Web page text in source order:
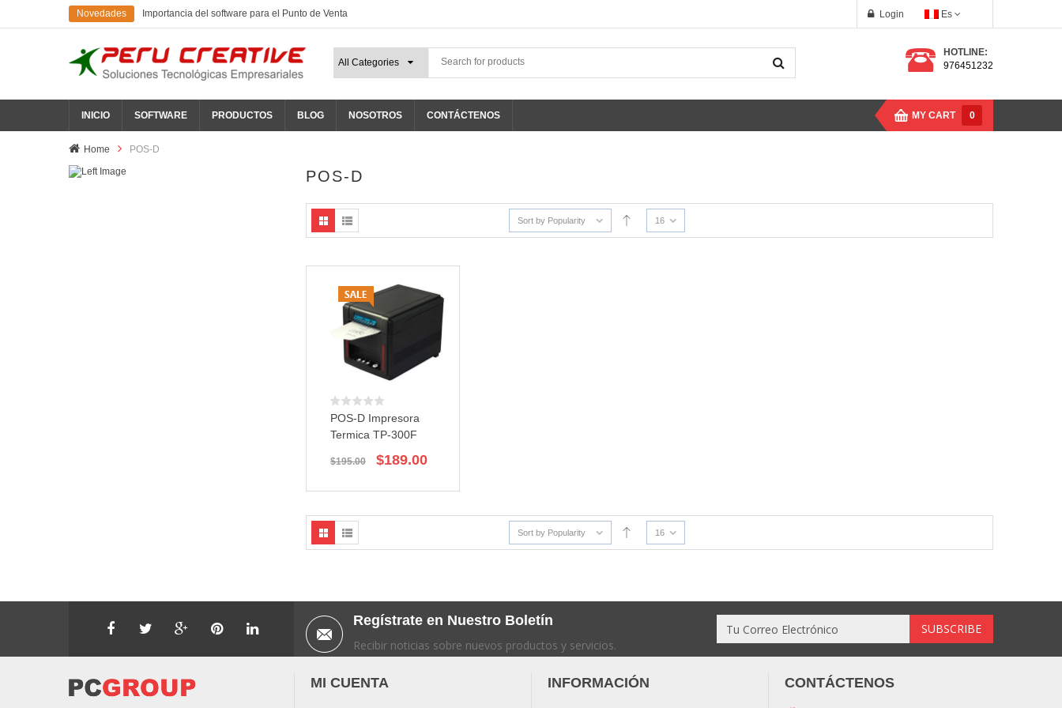
Es
Login
Novedades Importancia del software para el Punto de Venta
HOTLINE:
976451232
INICIO SOFTWARE PRODUCTOS BLOG NOSOTROS CONTÁCTENOS MY CART 0
Home POS-D
POS-D
Sort by Popularity 16
POS-D Impresora
Termica TP-300F
$195.00
El
precio
$189.00
Sort by Popularity 16
Regístrate en Nuestro Boletín
Recibir noticias sobre nuevos productos y servicios.
MI CUENTA INFORMACIÓN CONTÁCTENOS